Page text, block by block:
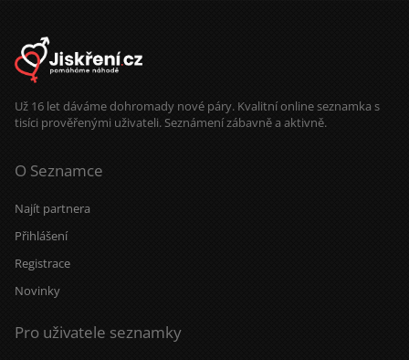
Už 16 let dáváme dohromady nové páry. Kvalitní online seznamka s
tisíci prověřenými uživateli. Seznámení zábavně a aktivně.
O Seznamce
Najít partnera
Přihlášení
Registrace
Novinky
Pro uživatele seznamky